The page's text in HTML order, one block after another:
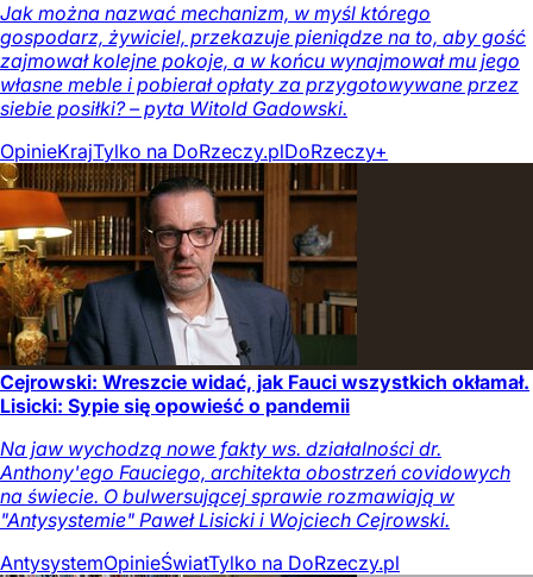
Jak można nazwać mechanizm, w myśl którego
gospodarz, żywiciel, przekazuje pieniądze na to, aby gość
zajmował kolejne pokoje, a w końcu wynajmował mu jego
własne meble i pobierał opłaty za przygotowywane przez
siebie posiłki? – pyta Witold Gadowski.
OpinieKrajTylko na DoRzeczy.plDoRzeczy+
Cejrowski: Wreszcie widać, jak Fauci wszystkich okłamał.
Lisicki: Sypie się opowieść o pandemii
Na jaw wychodzą nowe fakty ws. działalności dr.
Anthony'ego Fauciego, architekta obostrzeń covidowych
na świecie. O bulwersującej sprawie rozmawiają w
"Antysystemie" Paweł Lisicki i Wojciech Cejrowski.
AntysystemOpinieŚwiatTylko na DoRzeczy.pl